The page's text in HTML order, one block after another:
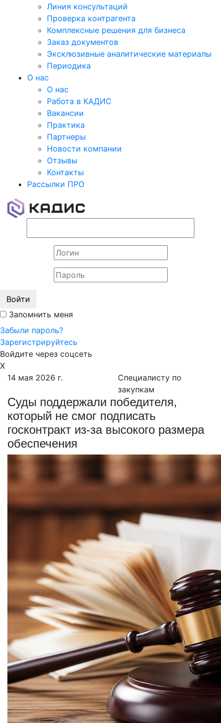
Линия консультаций
Проверка контрагента
Комплексные решения для бизнеса
Заказ документов
Эксклюзивные аналитические материалы
Периодика
О нас
О нас
Работа в КАДИС
Вакансии
Практика
Партнеры
Новости компании
Отзывы
Контакты
Рассылки ПРО
Войти
Запомнить меня
Забыли пароль?
Зарегистрируйтесь
Войдите через соцсеть
X
14 мая 2026 г.
Специалисту по
закупкам
Суды поддержали победителя,
который не смог подписать
госконтракт из-за высокого размера
обеспечения